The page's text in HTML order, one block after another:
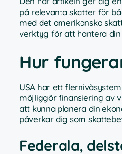
på relevanta skatter för
med det amerikanska
verktyg för att hantera
Hur
USA har ett
möjliggör finansiering av
att kunna planera din
påverkar dig som
Federala,